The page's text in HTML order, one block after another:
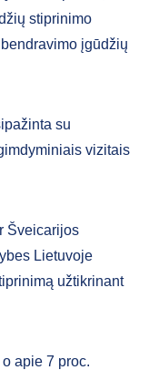
stiprinimo
įgūdžių
su
vizitais
Šveicarijos
Lietuvoje
užtikrinant
apie 7 proc.